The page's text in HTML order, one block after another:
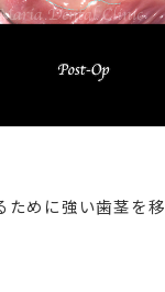
ために強い歯茎を移